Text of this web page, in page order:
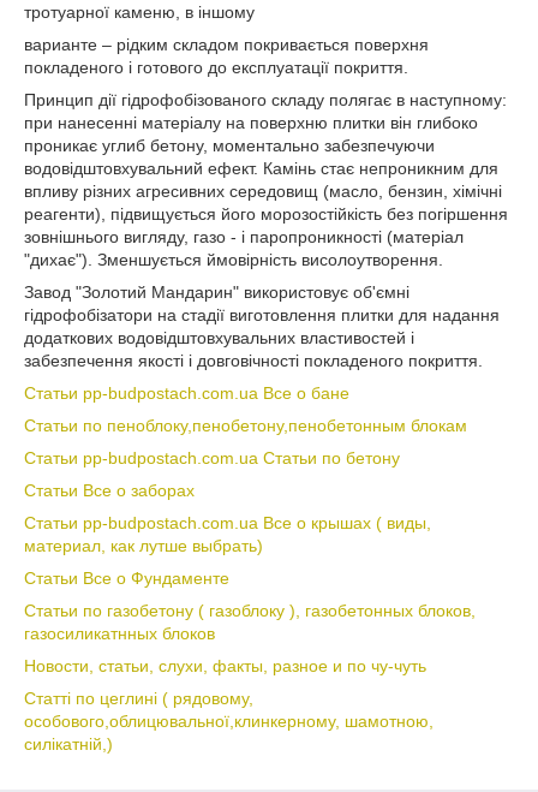
тротуарної каменю, в іншому
варианте – рідким складом покривається поверхня
покладеного і готового до експлуатації покриття.
Принцип дії гідрофобізованого складу полягає в наступному:
при нанесенні матеріалу на поверхню плитки він глибоко
проникає углиб бетону, моментально забезпечуючи
водовідштовхувальний ефект. Камінь стає непроникним для
впливу різних агресивних середовищ (масло, бензин, хімічні
реагенти), підвищується його морозостійкість без погіршення
зовнішнього вигляду, газо - і паропроникності (матеріал
"дихає"). Зменшується ймовірність висолоутворення.
Завод "Золотий Мандарин" використовує об'ємні
гідрофобізатори на стадії виготовлення плитки для надання
додаткових водовідштовхувальних властивостей і
забезпечення якості і довговічності покладеного покриття.
Статьи pp-budpostach.com.ua Все о бане
Статьи по пеноблоку,пенобетону,пенобетонным блокам
Статьи pp-budpostach.com.ua Статьи по бетону
Статьи Все о заборах
Статьи pp-budpostach.com.ua Все о крышах ( виды,
материал, как лутше выбрать)
Статьи Все о Фундаменте
Статьи по газобетону ( газоблоку ), газобетонных блоков,
газосиликатнных блоков
Новости, статьи, слухи, факты, разное и по чу-чуть
Статті по цеглині ( рядовому,
особового,облицювальної,клинкерному, шамотною,
силікатній,)